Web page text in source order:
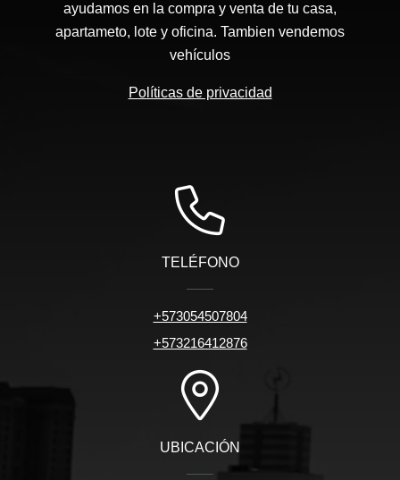
ayudamos en la compra y venta de tu casa,
apartameto, lote y oficina. Tambien vendemos
vehículos
Políticas de privacidad
TELÉFONO
+573054507804
+573216412876
UBICACIÓN